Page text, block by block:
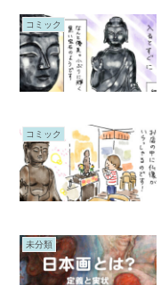
コミック
コミック
未分類